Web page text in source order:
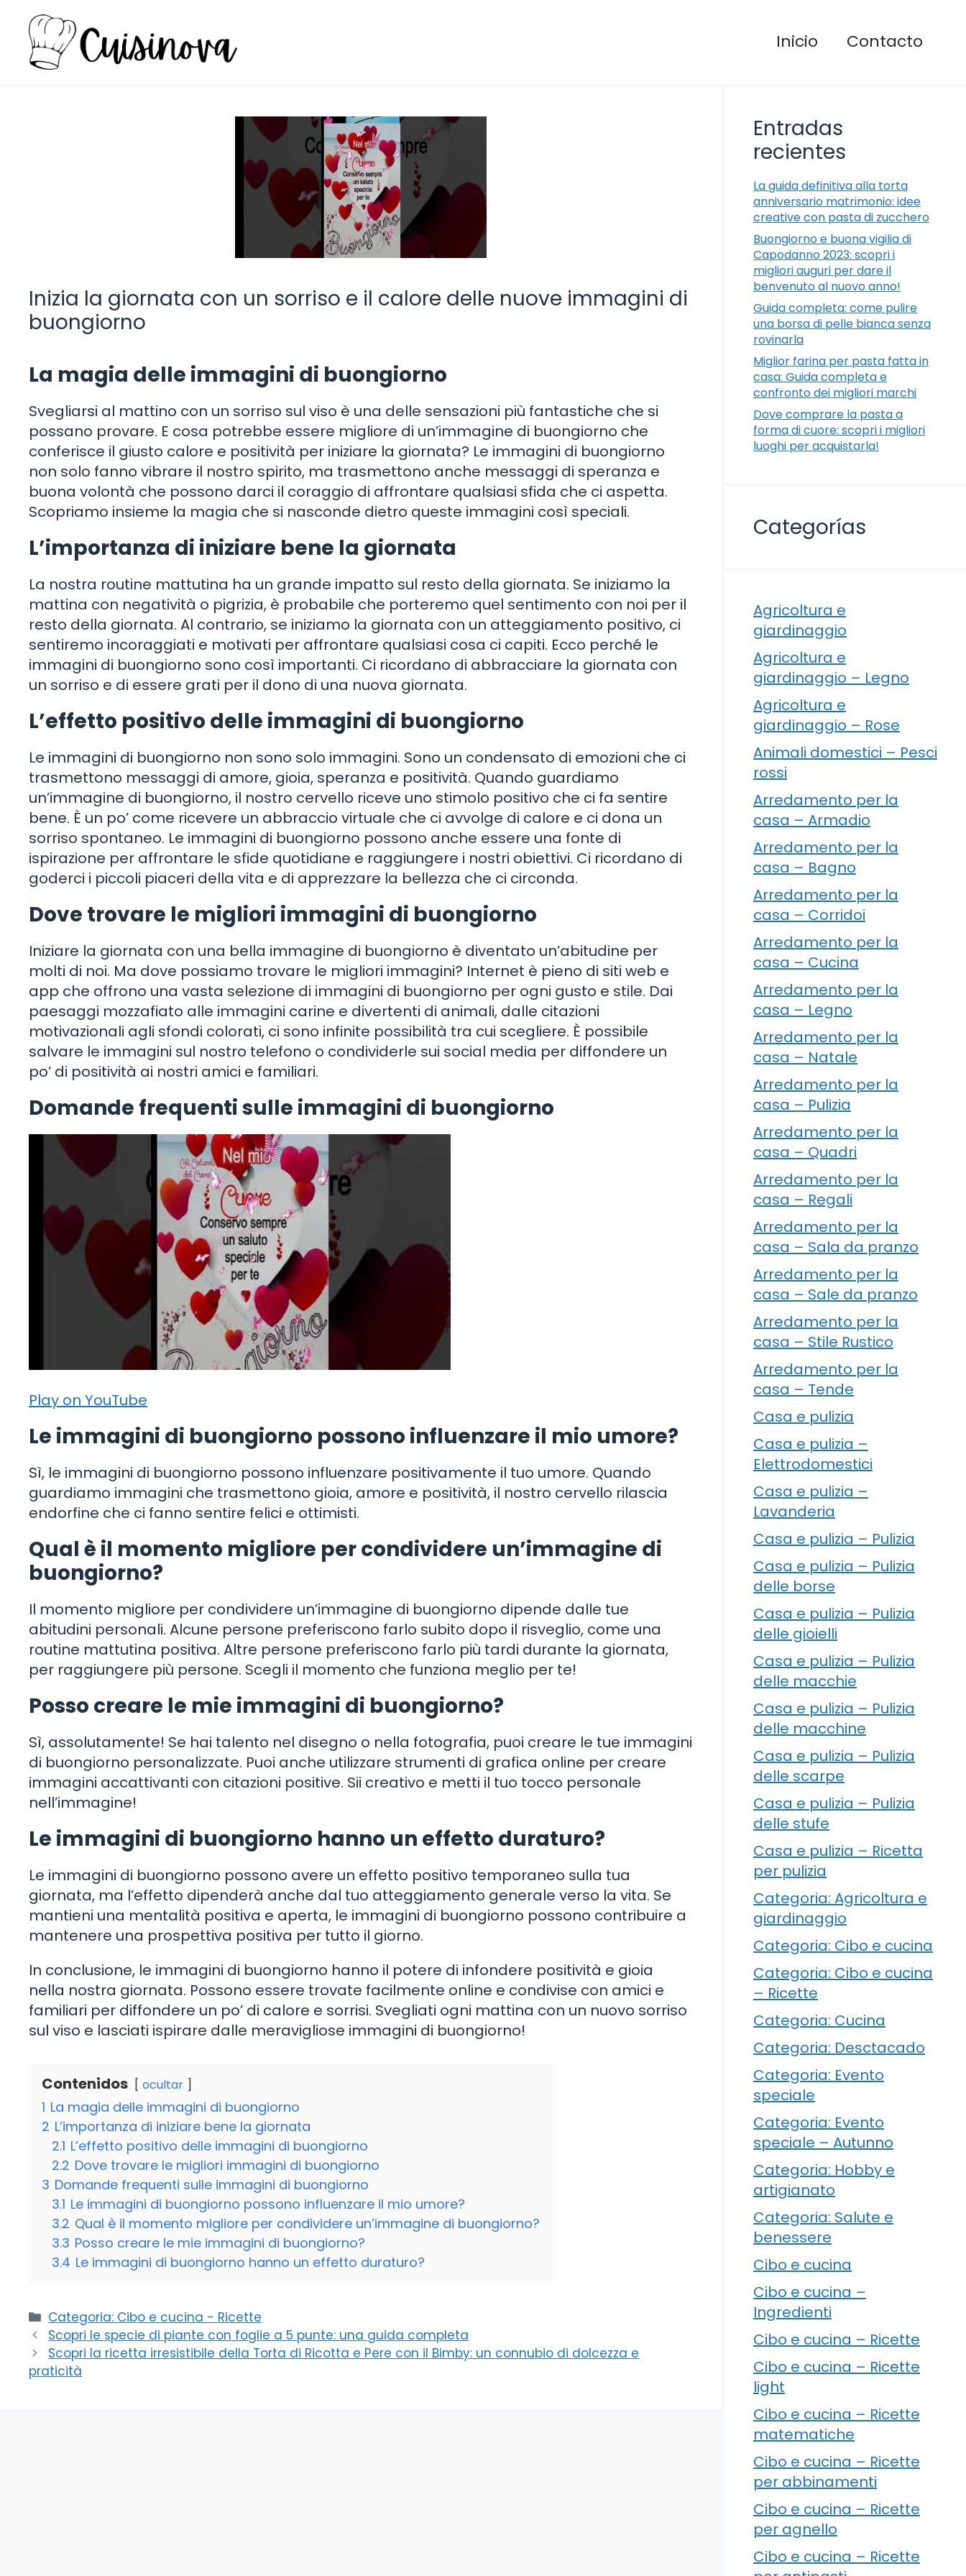
contenuto
Inicio Contacto
Inizia la giornata con un sorriso e il calore delle nuove immagini di
buongiorno
La magia delle immagini di buongiorno
Svegliarsi al mattino con un sorriso sul viso è una delle sensazioni più fantastiche che si
possano provare. E cosa potrebbe essere migliore di un’immagine di buongiorno che
conferisce il giusto calore e positività per iniziare la giornata? Le immagini di buongiorno
non solo fanno vibrare il nostro spirito, ma trasmettono anche messaggi di speranza e
buona volontà che possono darci il coraggio di affrontare qualsiasi sfida che ci aspetta.
Scopriamo insieme la magia che si nasconde dietro queste immagini così speciali.
L’importanza di iniziare bene la giornata
La nostra routine mattutina ha un grande impatto sul resto della giornata. Se iniziamo la
mattina con negatività o pigrizia, è probabile che porteremo quel sentimento con noi per il
resto della giornata. Al contrario, se iniziamo la giornata con un atteggiamento positivo, ci
sentiremo incoraggiati e motivati per affrontare qualsiasi cosa ci capiti. Ecco perché le
immagini di buongiorno sono così importanti. Ci ricordano di abbracciare la giornata con
un sorriso e di essere grati per il dono di una nuova giornata.
L’effetto positivo delle immagini di buongiorno
Le immagini di buongiorno non sono solo immagini. Sono un condensato di emozioni che ci
trasmettono messaggi di amore, gioia, speranza e positività. Quando guardiamo
un’immagine di buongiorno, il nostro cervello riceve uno stimolo positivo che ci fa sentire
bene. È un po’ come ricevere un abbraccio virtuale che ci avvolge di calore e ci dona un
sorriso spontaneo. Le immagini di buongiorno possono anche essere una fonte di
ispirazione per affrontare le sfide quotidiane e raggiungere i nostri obiettivi. Ci ricordano di
goderci i piccoli piaceri della vita e di apprezzare la bellezza che ci circonda.
Dove trovare le migliori immagini di buongiorno
Iniziare la giornata con una bella immagine di buongiorno è diventato un’abitudine per
molti di noi. Ma dove possiamo trovare le migliori immagini? Internet è pieno di siti web e
app che offrono una vasta selezione di immagini di buongiorno per ogni gusto e stile. Dai
paesaggi mozzafiato alle immagini carine e divertenti di animali, dalle citazioni
motivazionali agli sfondi colorati, ci sono infinite possibilità tra cui scegliere. È possibile
salvare le immagini sul nostro telefono o condividerle sui social media per diffondere un
po’ di positività ai nostri amici e familiari.
Domande frequenti sulle immagini di buongiorno
Play on YouTube
Le immagini di buongiorno possono influenzare il mio umore?
Sì, le immagini di buongiorno possono influenzare positivamente il tuo umore. Quando
guardiamo immagini che trasmettono gioia, amore e positività, il nostro cervello rilascia
endorfine che ci fanno sentire felici e ottimisti.
Qual è il momento migliore per condividere un’immagine di
buongiorno?
Il momento migliore per condividere un’immagine di buongiorno dipende dalle tue
abitudini personali. Alcune persone preferiscono farlo subito dopo il risveglio, come una
routine mattutina positiva. Altre persone preferiscono farlo più tardi durante la giornata,
per raggiungere più persone. Scegli il momento che funziona meglio per te!
Posso creare le mie immagini di buongiorno?
Sì, assolutamente! Se hai talento nel disegno o nella fotografia, puoi creare le tue immagini
di buongiorno personalizzate. Puoi anche utilizzare strumenti di grafica online per creare
immagini accattivanti con citazioni positive. Sii creativo e metti il tuo tocco personale
nell’immagine!
Le immagini di buongiorno hanno un effetto duraturo?
Le immagini di buongiorno possono avere un effetto positivo temporaneo sulla tua
giornata, ma l’effetto dipenderà anche dal tuo atteggiamento generale verso la vita. Se
mantieni una mentalità positiva e aperta, le immagini di buongiorno possono contribuire a
mantenere una prospettiva positiva per tutto il giorno.
In conclusione, le immagini di buongiorno hanno il potere di infondere positività e gioia
nella nostra giornata. Possono essere trovate facilmente online e condivise con amici e
familiari per diffondere un po’ di calore e sorrisi. Svegliati ogni mattina con un nuovo sorriso
sul viso e lasciati ispirare dalle meravigliose immagini di buongiorno!
Contenidos ocultar
1 La magia delle immagini di buongiorno
2 L’importanza di iniziare bene la giornata
2.1 L’effetto positivo delle immagini di buongiorno
2.2 Dove trovare le migliori immagini di buongiorno
3 Domande frequenti sulle immagini di buongiorno
3.1 Le immagini di buongiorno possono influenzare il mio umore?
3.2 Qual è il momento migliore per condividere un’immagine di buongiorno?
3.3 Posso creare le mie immagini di buongiorno?
3.4 Le immagini di buongiorno hanno un effetto duraturo?
Categorie
Categoria: Cibo e cucina - Ricette
Scopri le specie di piante con foglie a 5 punte: una guida completa
Scopri la ricetta irresistibile della Torta di Ricotta e Pere con il Bimby: un connubio di dolcezza e
praticità
Entradas
recientes
La guida definitiva alla torta
anniversario matrimonio: idee
creative con pasta di zucchero
Buongiorno e buona vigilia di
Capodanno 2023: scopri i
migliori auguri per dare il
benvenuto al nuovo anno!
Guida completa: come pulire
una borsa di pelle bianca senza
rovinarla
Miglior farina per pasta fatta in
casa: Guida completa e
confronto dei migliori marchi
Dove comprare la pasta a
forma di cuore: scopri i migliori
luoghi per acquistarla!
Categorías
Agricoltura e
giardinaggio
Agricoltura e
giardinaggio – Legno
Agricoltura e
giardinaggio – Rose
Animali domestici – Pesci
rossi
Arredamento per la
casa – Armadio
Arredamento per la
casa – Bagno
Arredamento per la
casa – Corridoi
Arredamento per la
casa – Cucina
Arredamento per la
casa – Legno
Arredamento per la
casa – Natale
Arredamento per la
casa – Pulizia
Arredamento per la
casa – Quadri
Arredamento per la
casa – Regali
Arredamento per la
casa – Sala da pranzo
Arredamento per la
casa – Sale da pranzo
Arredamento per la
casa – Stile Rustico
Arredamento per la
casa – Tende
Casa e pulizia
Casa e pulizia –
Elettrodomestici
Casa e pulizia –
Lavanderia
Casa e pulizia – Pulizia
Casa e pulizia – Pulizia
delle borse
Casa e pulizia – Pulizia
delle gioielli
Casa e pulizia – Pulizia
delle macchie
Casa e pulizia – Pulizia
delle macchine
Casa e pulizia – Pulizia
delle scarpe
Casa e pulizia – Pulizia
delle stufe
Casa e pulizia – Ricetta
per pulizia
Categoria: Agricoltura e
giardinaggio
Categoria: Cibo e cucina
Categoria: Cibo e cucina
– Ricette
Categoria: Cucina
Categoria: Desctacado
Categoria: Evento
speciale
Categoria: Evento
speciale – Autunno
Categoria: Hobby e
artigianato
Categoria: Salute e
benessere
Cibo e cucina
Cibo e cucina –
Ingredienti
Cibo e cucina – Ricette
Cibo e cucina – Ricette
light
Cibo e cucina – Ricette
matematiche
Cibo e cucina – Ricette
per abbinamenti
Cibo e cucina – Ricette
per agnello
Cibo e cucina – Ricette